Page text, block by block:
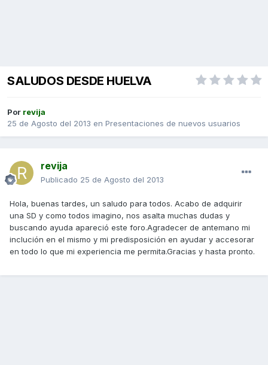
SALUDOS DESDE HUELVA
Por revija
25 de Agosto del 2013 en Presentaciones de nuevos usuarios
revija
Publicado 25 de Agosto del 2013
Hola, buenas tardes, un saludo para todos. Acabo de adquirir
una SD y como todos imagino, nos asalta muchas dudas y
buscando ayuda apareció este foro.Agradecer de antemano mi
inclución en el mismo y mi predisposición en ayudar y accesorar
en todo lo que mi experiencia me permita.Gracias y hasta pronto.